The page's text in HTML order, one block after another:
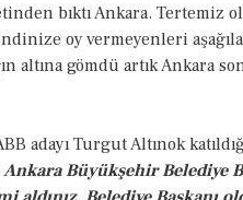
bıktı Ankara. Tertemiz
oy vermeyenleri
altına gömdü artık Ankara
adayı Turgut Altınok
Büyükşehir Belediye